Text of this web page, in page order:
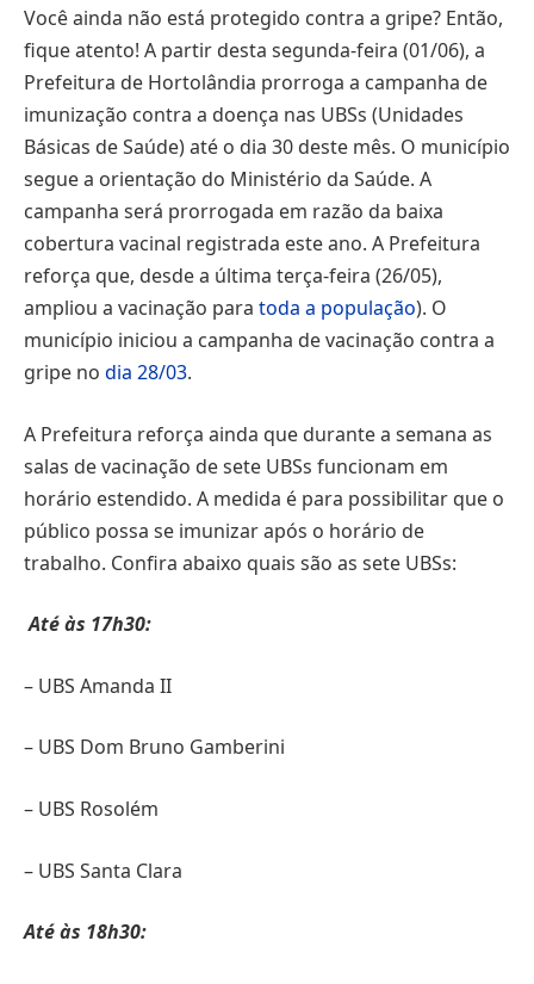
Você ainda não está protegido contra a gripe? Então,
fique atento! A partir desta segunda-feira (01/06), a
Prefeitura de Hortolândia prorroga a campanha de
imunização contra a doença nas UBSs (Unidades
Básicas de Saúde) até o dia 30 deste mês. O município
segue a orientação do Ministério da Saúde. A
campanha será prorrogada em razão da baixa
cobertura vacinal registrada este ano. A Prefeitura
reforça que, desde a última terça-feira (26/05),
ampliou a vacinação para toda a população). O
município iniciou a campanha de vacinação contra a
gripe no dia 28/03.
A Prefeitura reforça ainda que durante a semana as
salas de vacinação de sete UBSs funcionam em
horário estendido. A medida é para possibilitar que o
público possa se imunizar após o horário de
trabalho. Confira abaixo quais são as sete UBSs:
Até às 17h30:
– UBS Amanda II
– UBS Dom Bruno Gamberini
– UBS Rosolém
– UBS Santa Clara
Até às 18h30: